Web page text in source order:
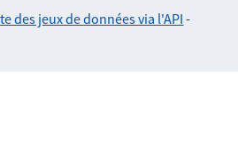
des jeux de données via l'API -